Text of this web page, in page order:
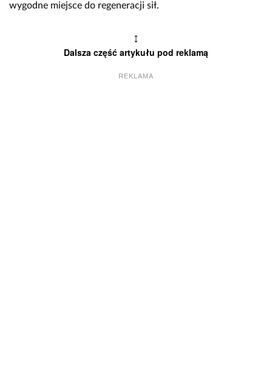
wygodne miejsce do regeneracji sił.
↕
Dalsza część artykułu pod reklamą
REKLAMA